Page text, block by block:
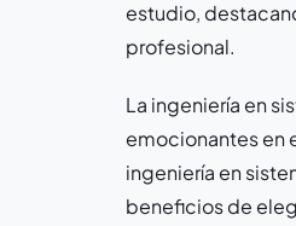
estudio,
profesional.
La ingeniería en
emocionantes en
ingeniería en
beneficios de